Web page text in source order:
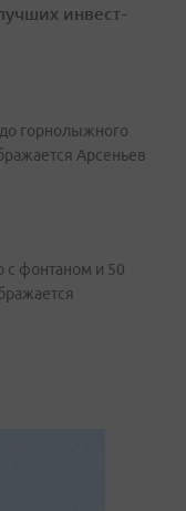
инвест-
горнолыжного
Арсеньев
с фонтаном и 50